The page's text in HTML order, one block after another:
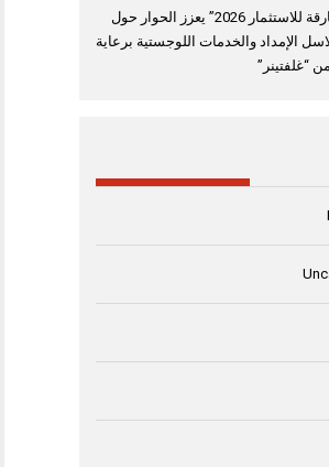
“منتدى الشارقة للاستثمار 2026” يعزز الحوار حول
الإمداد والخدمات اللوجستية برعاية
“غلفتينر”